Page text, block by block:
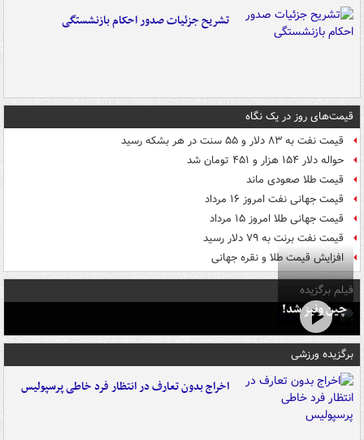
تشریح جزئیات صدور احکام بازنشستگی
قیمت‌های روز در یک نگاه
قیمت نفت به ۸۳ دلار و ۵۵ سنت در هر بشکه رسید
حواله دلار ۱۵۴ هزار و ۴۵۱ تومان شد
قیمت طلا صعودی ماند
قیمت جهانی نفت امروز ۱۶ مرداد
قیمت جهانی طلا امروز ۱۵ مرداد
قیمت نفت برنت به ۷۹ دلار رسید
افزایش قیمت طلا و نقره جهانی
فیلم برگزیده
چین ونیز شد!
برگزیده ورزشی
اخراج بدون تعارف در انتظار فرد خاطی پرسپولیس